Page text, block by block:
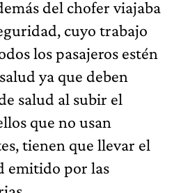
del chofer viajaba
cuyo trabajo
los pasajeros estén
ya que deben
salud al subir el
que no usan
tienen que llevar el
emitido por las